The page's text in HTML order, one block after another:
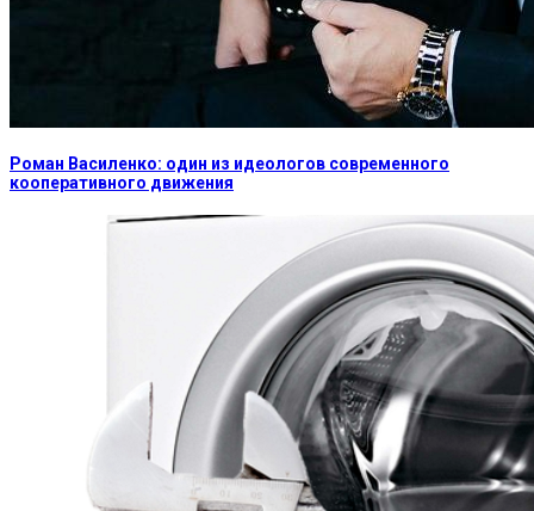
Роман Василенко: один из идеологов современного
кооперативного движения